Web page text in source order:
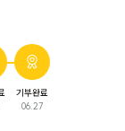
기부완료
06.27
나요!